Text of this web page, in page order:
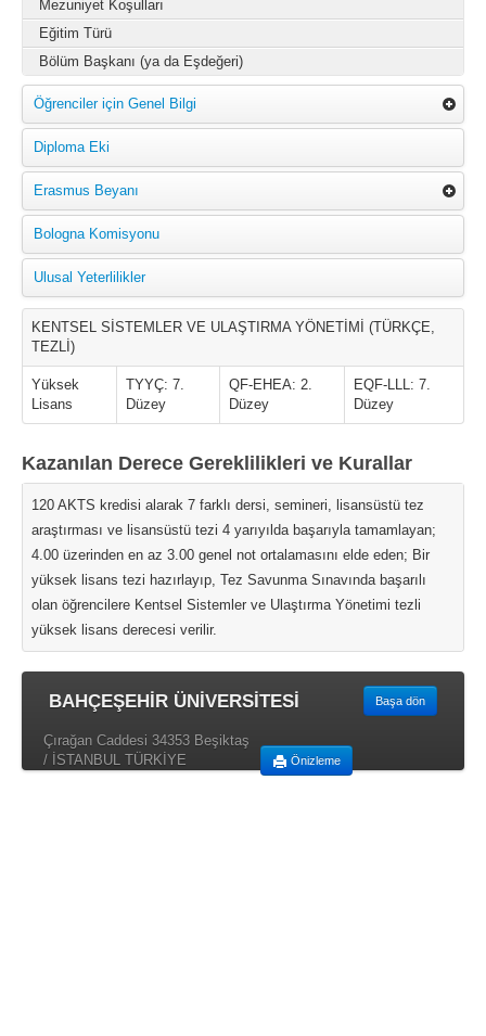
Mezuniyet Koşulları
Eğitim Türü
Bölüm Başkanı (ya da Eşdeğeri)
Öğrenciler için Genel Bilgi
Diploma Eki
Erasmus Beyanı
Bologna Komisyonu
Ulusal Yeterlilikler
KENTSEL SİSTEMLER VE ULAŞTIRMA YÖNETİMİ (TÜRKÇE,
TEZLİ)
Yüksek
Lisans
TYYÇ: 7.
Düzey
QF-EHEA: 2.
Düzey
EQF-LLL: 7.
Düzey
Kazanılan Derece Gereklilikleri ve Kurallar
120 AKTS kredisi alarak 7 farklı dersi, semineri, lisansüstü tez
araştırması ve lisansüstü tezi 4 yarıyılda başarıyla tamamlayan;
4.00 üzerinden en az 3.00 genel not ortalamasını elde eden; Bir
yüksek lisans tezi hazırlayıp, Tez Savunma Sınavında başarılı
olan öğrencilere Kentsel Sistemler ve Ulaştırma Yönetimi tezli
yüksek lisans derecesi verilir.
BAHÇEŞEHİR ÜNİVERSİTESİ Başa dön
Önizleme
Çırağan Caddesi 34353 Beşiktaş
/ İSTANBUL TÜRKİYE